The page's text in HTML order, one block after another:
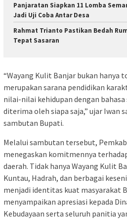
Panjaratan Siapkan 11 Lomba
Jadi Uji Coba Antar Desa
Rahmat Trianto Pastikan Bedah
Tepat Sasaran
“Wayang Kulit Banjar bukan hanya
merupakan sarana pendidikan
nilai-nilai kehidupan dengan bahasa
diterima oleh siapa saja,” ujar Iwan
sambutan Bupati.
Melalui sambutan tersebut,
menegaskan komitmennya
daerah. Tidak hanya Wayang Kulit
Kuntau, Hadrah, dan berbagai
menjadi identitas kuat masyarakat
menyampaikan apresiasi kepada
Kebudayaan serta seluruh panitia